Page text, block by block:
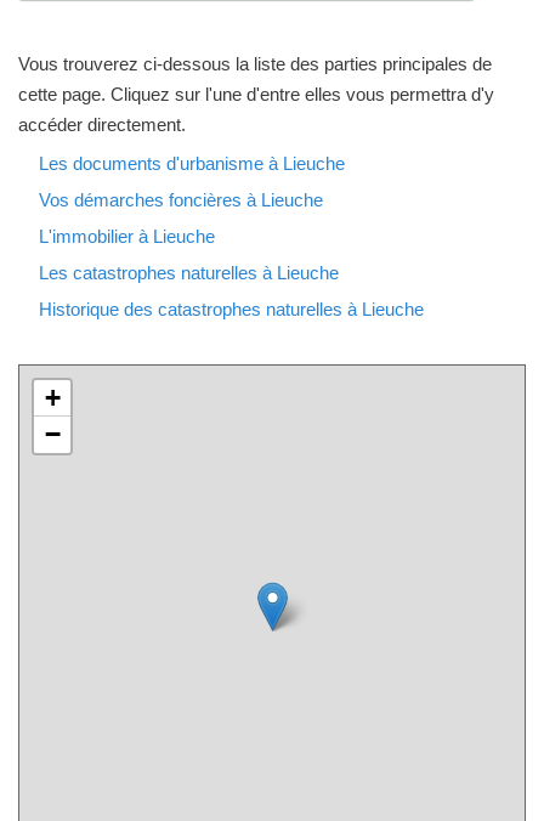
Vous trouverez ci-dessous la liste des parties principales de
cette page. Cliquez sur l'une d'entre elles vous permettra d'y
accéder directement.
Les documents d'urbanisme à Lieuche
Vos démarches foncières à Lieuche
L'immobilier à Lieuche
Les catastrophes naturelles à Lieuche
Historique des catastrophes naturelles à Lieuche
+
−